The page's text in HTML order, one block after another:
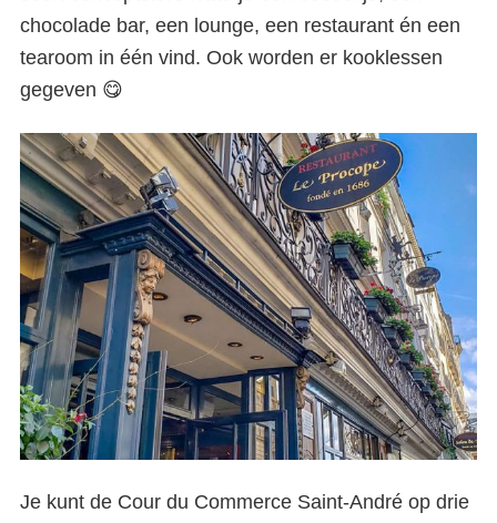
chocolade bar, een lounge, een restaurant én een
tearoom in één vind. Ook worden er kooklessen
gegeven 😋
Je kunt de Cour du Commerce Saint-André op drie